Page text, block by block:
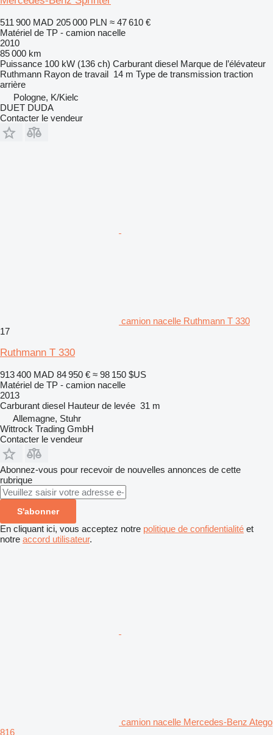
511 900 MAD 205 000 PLN ≈ 47 610 €
Matériel de TP - camion nacelle
2010
85 000 km
Puissance 100 kW (136 ch) Carburant diesel Marque de l’élévateur
Ruthmann Rayon de travail 14 m Type de transmission traction
arrière
Pologne, K/Kielc
DUET DUDA
Contacter le vendeur
camion nacelle Ruthmann T 330
17
Ruthmann T 330
913 400 MAD 84 950 € ≈ 98 150 $US
Matériel de TP - camion nacelle
2013
Carburant diesel Hauteur de levée 31 m
Allemagne, Stuhr
Wittrock Trading GmbH
Contacter le vendeur
Abonnez-vous pour recevoir de nouvelles annonces de cette
rubrique
S'abonner
En cliquant ici, vous acceptez notre politique de confidentialité et
notre accord utilisateur.
camion nacelle Mercedes-Benz Atego
816